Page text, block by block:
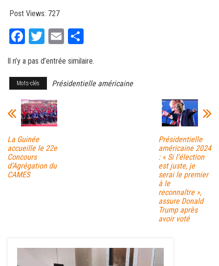
Post Views: 727
Fa
bo
ok
T
tt
er
E
ail ag
er
Il n’y a pas d’entrée similaire.
Mots-clés Présidentielle américaine
La Guinée
accueille le 22e
Concours
d’Agrégation du
CAMES
Présidentielle
américaine 2024
: « Si l’élection
est juste, je
serai le premier
à le
reconnaître »,
assure Donald
Trump après
avoir voté